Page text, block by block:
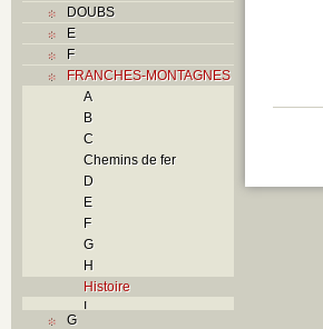
DOUBS
E
F
FRANCHES-MONTAGNES
A
B
C
Chemins de fer
D
E
F
G
H
Histoire
I
G